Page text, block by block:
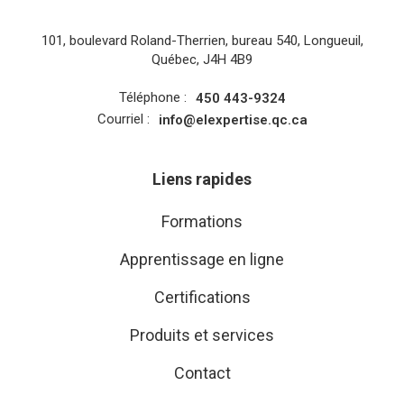
101, boulevard Roland-Therrien, bureau 540, Longueuil,
Québec, J4H 4B9
Téléphone :
450 443-9324
Courriel :
info@elexpertise.qc.ca
Liens rapides
Formations
Apprentissage en ligne
Certifications
Produits et services
Contact